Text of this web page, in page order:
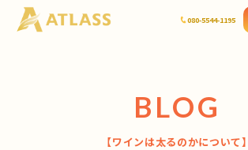
080-5544-1195
BLOG
【ワインは太るのかについて】